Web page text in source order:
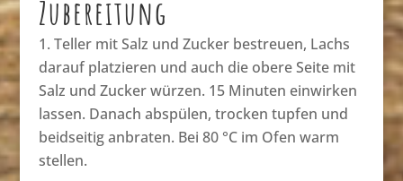
Zubereitung
Teller mit Salz und Zucker bestreuen, Lachs
darauf platzieren und auch die obere Seite mit
Salz und Zucker würzen. 15 Minuten einwirken
lassen. Danach abspülen, trocken tupfen und
beidseitig anbraten. Bei 80 °C im Ofen warm
stellen.